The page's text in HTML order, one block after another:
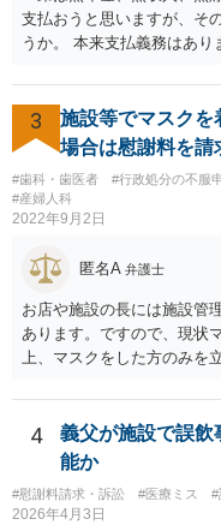
支払おうと思いますが、そ
うか。 本来支払義務はあ
3
施設等でマスクを
場合は慰謝料を請
#歯科・歯医者 #行政処分の不服
#産婦人科
2022年9月2日
匿名A 弁護士
お店や施設の長には施設管
あります。ですので、現状
上、マスクをした方のみを
など公益的な側面のある業
られた理由以外での利用
スクなしだけでの利用拒否
ては慰謝料の請求は認めら
4
義父が施設で誤飲
能か
#慰謝料請求・訴訟 #医療ミス #
2026年4月3日